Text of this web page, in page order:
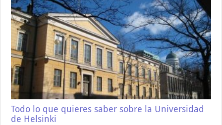
Todo lo que quieres saber sobre la Universidad
de Helsinki